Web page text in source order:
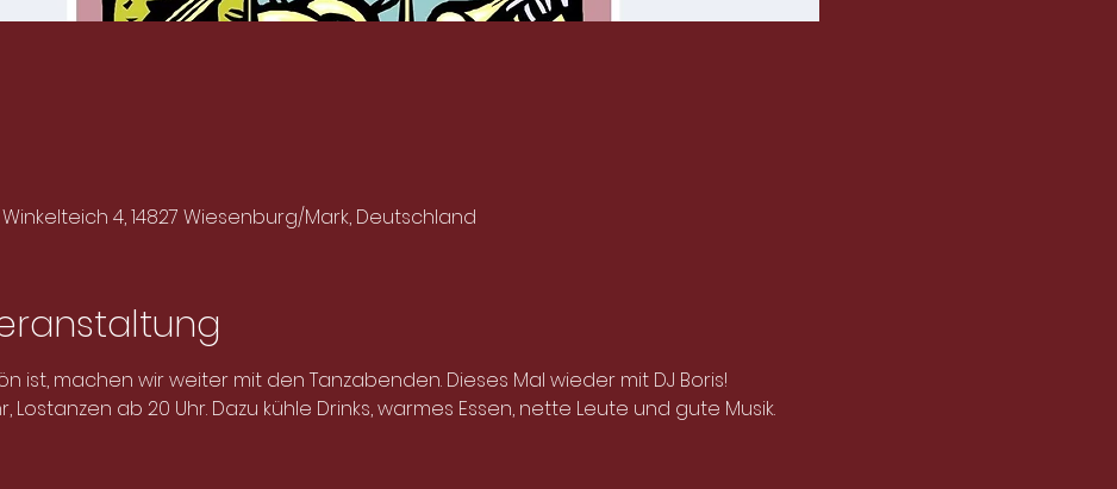
4, 14827 Wiesenburg/Mark, Deutschland
ist, machen wir weiter mit den Tanzabenden. Dieses Mal wieder mit DJ Boris!
Lostanzen ab 20 Uhr. Dazu kühle Drinks, warmes Essen, nette Leute und gute Musik.